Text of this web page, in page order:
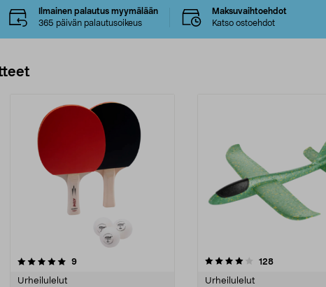
Ilmainen palautus myymälään
365 päivän palautusoikeus
Maksuvaihtoehdot
Katso ostoehdot
9arvostelut
Urheilulelut
4.0 viidestä
128arvostelut
Urheilulelut
4.5 viidestä